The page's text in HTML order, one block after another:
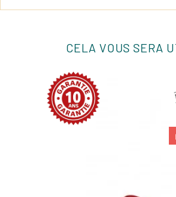
CELA VOUS SERA